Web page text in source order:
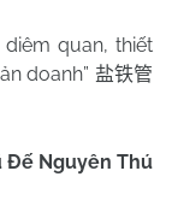
quan, thiết
doanh” 盐铁管
Đế Nguyên Thú